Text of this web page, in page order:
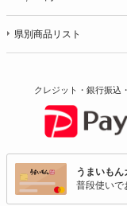
県別商品リスト
クレジット・銀行振込
うまいも
普段使いで